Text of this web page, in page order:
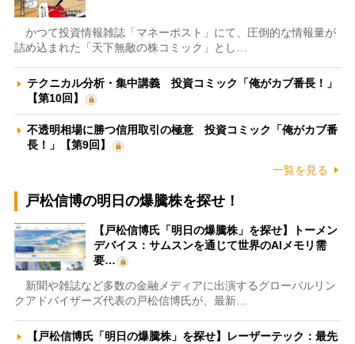
かつて投資情報雑誌「マネーポスト」にて、圧倒的な情報量が
詰め込まれた「天下無敵の株コミック」とし…
テクニカル分析・集中講義 投資コミック「俺がカブ番長！」
【第10回】
不透明相場に勝つ信用取引の極意 投資コミック「俺がカブ番
長！」【第9回】
一覧を見る
戸松信博の明日の爆騰株を探せ！
【戸松信博氏「明日の爆騰株」を探せ】トーメン
デバイス：サムスンを通じて世界のAIメモリ需
要…
新聞や雑誌など多数の金融メディアに出演するグローバルリン
クアドバイザーズ代表の戸松信博氏が、最新…
【戸松信博氏「明日の爆騰株」を探せ】レーザーテック：最先